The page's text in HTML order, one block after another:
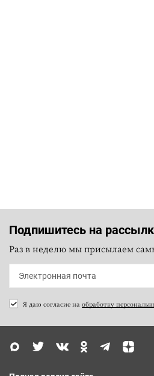
Подпишитесь на
Раз в неделю мы присылаем
Я даю согласие на обработку